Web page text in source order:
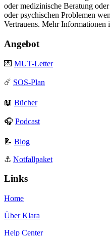
oder medizinische Beratung
oder psychischen Problemen
Vertrauens. Mehr Informationen
Angebot
💌 MUT-Letter
☄️ SOS-Plan
📖 Bücher
🎧 Podcast
📝 Blog
⚓️ Notfallpaket
Links
Home
Über Klara
Help Center